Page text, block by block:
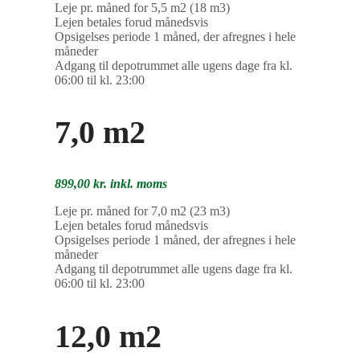
Leje pr. måned for 5,5 m2 (18 m3)
Lejen betales forud månedsvis
Opsigelses periode 1 måned, der afregnes i hele
måneder
Adgang til depotrummet alle ugens dage fra kl.
06:00 til kl. 23:00
7,0 m2
899,00 kr. inkl. moms
Leje pr. måned for 7,0 m2 (23 m3)
Lejen betales forud månedsvis
Opsigelses periode 1 måned, der afregnes i hele
måneder
Adgang til depotrummet alle ugens dage fra kl.
06:00 til kl. 23:00
12,0 m2